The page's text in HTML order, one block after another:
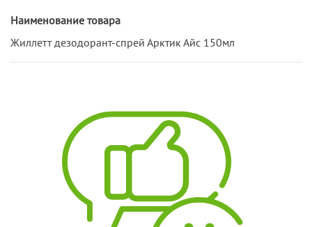
Наименование товара
Жиллетт дезодорант-спрей Арктик Айс 150мл